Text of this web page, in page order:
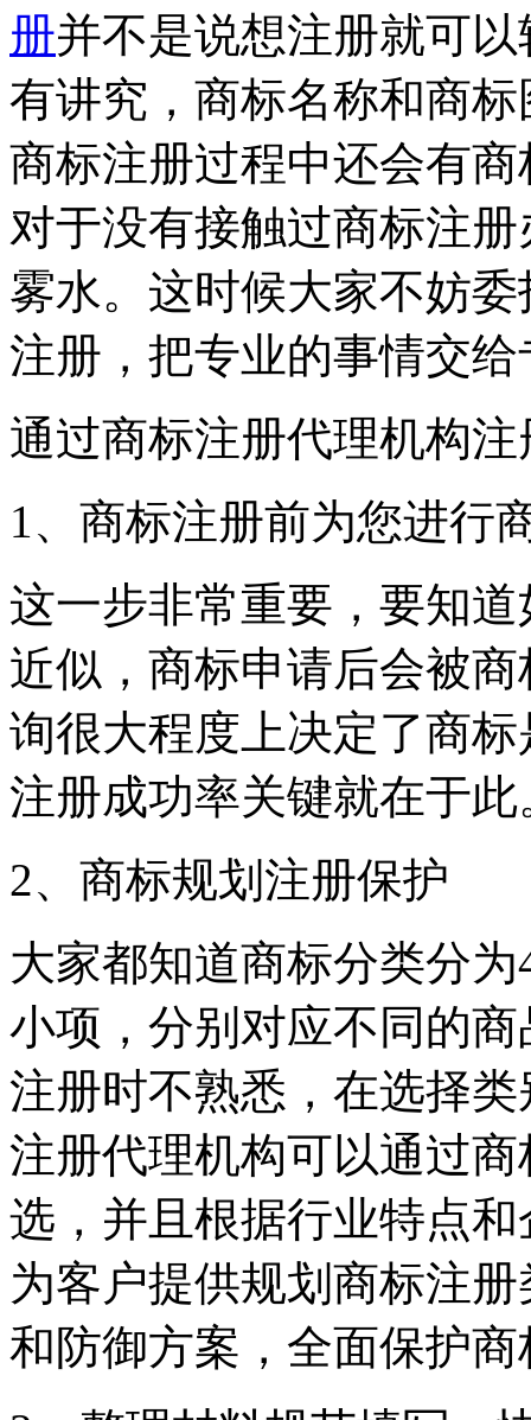
册并不是说想注册就可
有讲究，商标名称和商
商标注册过程中还会有
对于没有接触过商标注
雾水。这时候大家不妨
注册，把专业的事情交
通过商标注册代理机构
1、商标注册前为您进行
这一步非常重要，要知
近似，商标申请后会被
询很大程度上决定了商
注册成功率关键就在于此
2、商标规划注册保护
大家都知道商标分类分
小项，分别对应不同的
注册时不熟悉，在选择
注册代理机构可以通过
选，并且根据行业特点
为客户提供规划商标注
和防御方案，全面保护